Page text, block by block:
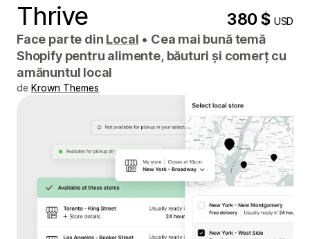
Thrive 380 $USD
Face parte din Local • Cea mai bună temă
Shopify pentru alimente, băuturi și comerț cu
amănuntul local
de Krown Themes